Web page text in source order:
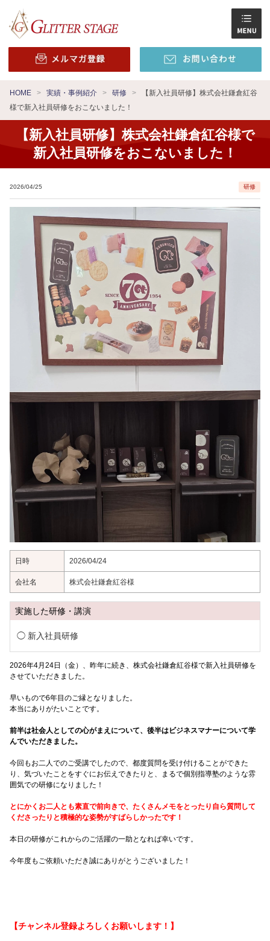
HOME 実績・事例紹介 研修
【新入社員研修】株式会社鎌倉紅谷
様で新入社員研修をおこないました！
【新入社員研修】株式会社鎌倉紅谷様で
新入社員研修をおこないました！
2026/04/25 研修
日時 2026/04/24
会社名 株式会社鎌倉紅谷様
実施した研修・講演
新入社員研修
2026年4月24日（金）、昨年に続き、株式会社鎌倉紅谷様で新入社員研修を
させていただきました。
早いもので6年目のご縁となりました。
本当にありがたいことです。
前半は社会人としての心がまえについて、後半はビジネスマナーについて学
んでいただきました。
今回もお二人でのご受講でしたので、都度質問を受け付けることができた
り、気づいたことをすぐにお伝えできたりと、まるで個別指導塾のような雰
囲気での研修になりました！
とにかくお二人とも素直で前向きで、たくさんメモをとったり自ら質問して
くださったりと積極的な姿勢がすばらしかったです！
本日の研修がこれからのご活躍の一助となれば幸いです。
今年度もご依頼いただき誠にありがとうございました！
【チャンネル登録よろしくお願いします！】